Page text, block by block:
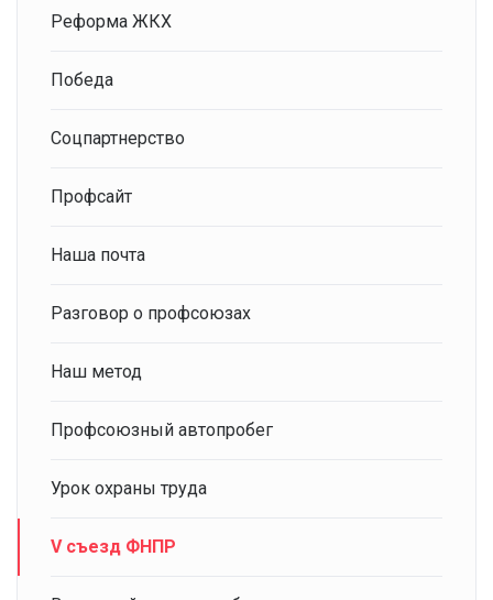
Реформа ЖКХ
Победа
Соцпартнерство
Профсайт
Наша почта
Разговор о профсоюзах
Наш метод
Профсоюзный автопробег
Урок охраны труда
V съезд ФНПР